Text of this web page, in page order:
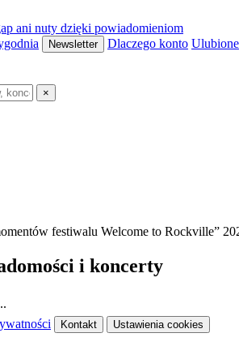
ani nuty dzięki powiadomieniom
Newsletter Dlaczego konto Ulubione
×
festiwalu Welcome to Rockville”
i koncerty
Kontakt Ustawienia cookies